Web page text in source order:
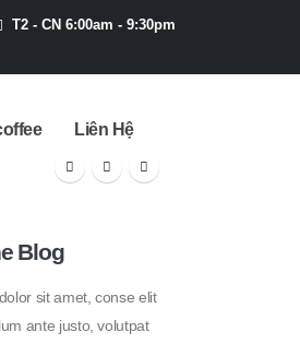
T2 - CN 6:00am - 9:30pm
Liên Hệ
Blog
sit amet, conse elit
ante justo, volutpat